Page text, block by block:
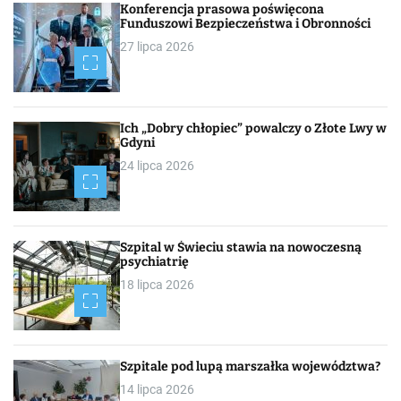
Konferencja prasowa poświęcona
Funduszowi Bezpieczeństwa i Obronności
27 lipca 2026
Ich „Dobry chłopiec” powalczy o Złote Lwy w
Gdyni
24 lipca 2026
Szpital w Świeciu stawia na nowoczesną
psychiatrię
18 lipca 2026
Szpitale pod lupą marszałka województwa?
14 lipca 2026